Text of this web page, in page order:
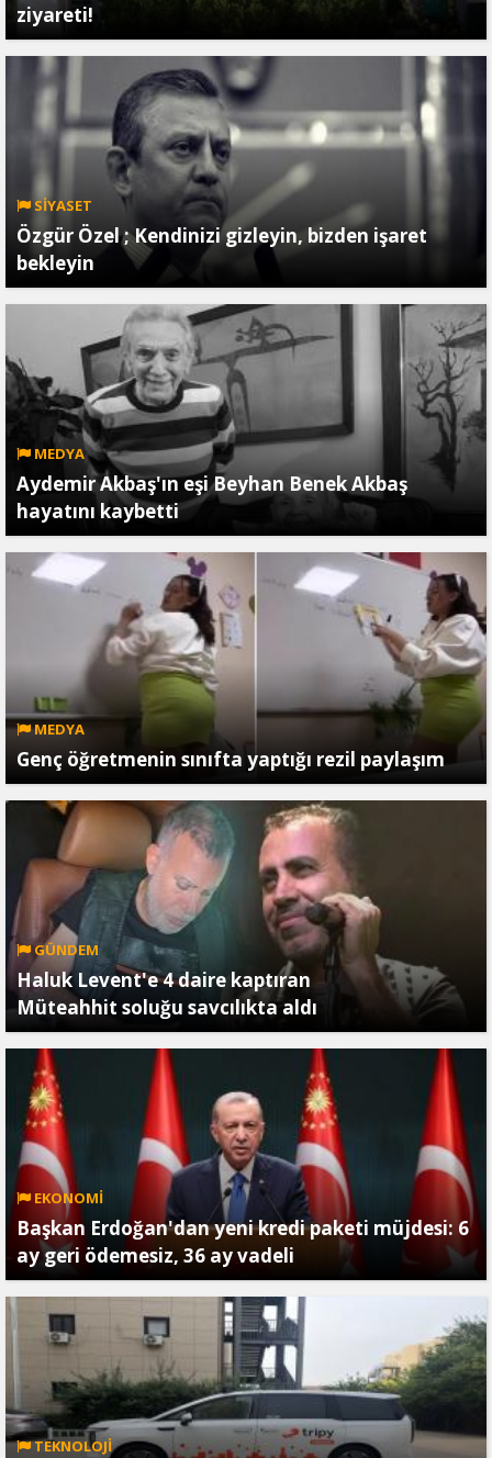
ziyareti!
SİYASET
Özgür Özel ; Kendinizi gizleyin, bizden işaret
bekleyin
MEDYA
Aydemir Akbaş'ın eşi Beyhan Benek Akbaş
hayatını kaybetti
MEDYA
Genç öğretmenin sınıfta yaptığı rezil paylaşım
GÜNDEM
Haluk Levent'e 4 daire kaptıran
Müteahhit soluğu savcılıkta aldı
EKONOMİ
Başkan Erdoğan'dan yeni kredi paketi müjdesi: 6
ay geri ödemesiz, 36 ay vadeli
TEKNOLOJİ